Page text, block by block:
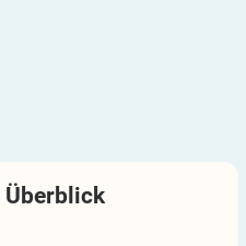
Überblick